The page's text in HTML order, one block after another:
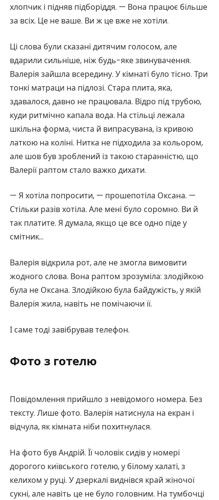
хлопчик і підняв підборіддя. — Вона працює більше
за всіх. Це не ваше. Ви ж це вже не хотіли.
Ці слова були сказані дитячим голосом, але
вдарили сильніше, ніж будь-яке звинувачення.
Валерія зайшла всередину. У кімнаті було тісно. Три
тонкі матраци на підлозі. Стара плита, яка,
здавалося, давно не працювала. Відро під трубою,
куди ритмічно капала вода. На стільці лежала
шкільна форма, чиста й випрасувана, із кривою
латкою на коліні. Нитка не підходила за кольором,
але шов був зроблений із такою старанністю, що
Валерії раптом стало важко дихати.
— Я хотіла попросити, — прошепотіла Оксана. —
Стільки разів хотіла. Але мені було соромно. Ви й
так платите. Я думала, якщо це все одно піде у
смітник…
Валерія відкрила рот, але не змогла вимовити
жодного слова. Вона раптом зрозуміла: злодійкою
була не Оксана. Злодійкою була байдужість, у якій
Валерія жила, навіть не помічаючи її.
І саме тоді завібрував телефон.
Фото з готелю
Повідомлення прийшло з невідомого номера. Без
тексту. Лише фото. Валерія натиснула на екран і
відчула, як кімната ніби похитнулася.
На фото був Андрій. Її чоловік сидів у номері
дорогого київського готелю, у білому халаті, з
келихом у руці. У дзеркалі виднівся край жіночої
сукні, але навіть це не було головним. На тумбочці